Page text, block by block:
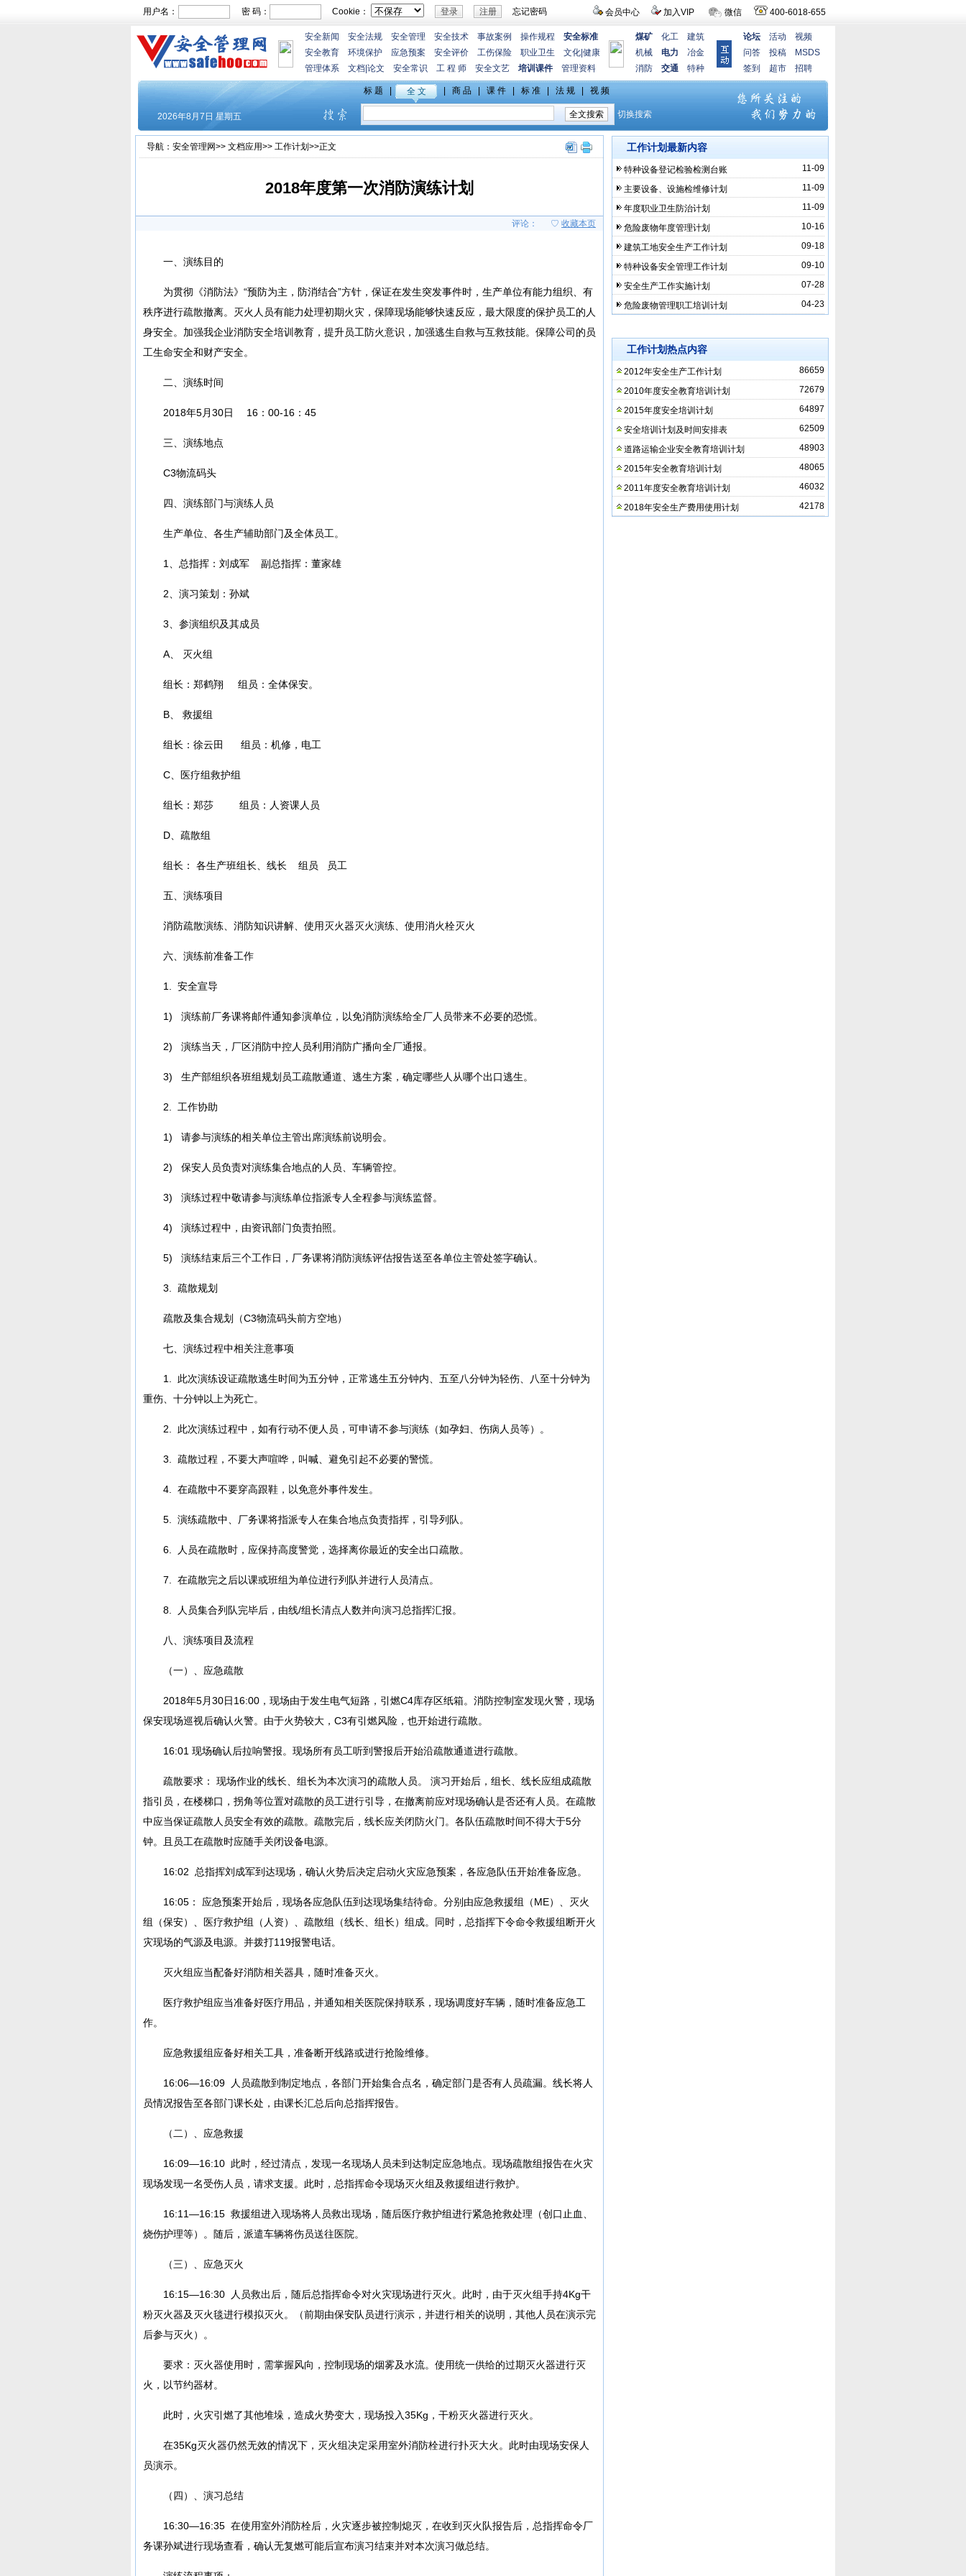
会员中心 加入VIP 微信 400-6018-655
用户名： 密 码： Cookie： 忘记密码
安全新闻 安全法规 安全管理 安全技术 事故案例 操作规程
安全标准
安全教育
环境保护 应急预案 安全评价 工伤保险 职业卫生 文化 健康
管理体系
文档 论文 安全常识 工 程 师 安全文艺 培训课件 管理资料
煤矿 化工
建筑
机械
电力
冶金
消防
交通 特种
论坛 活动
视频
问答
投稿
MSDS
签到
超市 招聘
导航： 安全管理网>> 文档应用>> 工作计划 >>正文
2018年度第一次消防演练计划
评论： ♡ 收藏本页
一、演练目的
为贯彻《消防法》“预防为主，防消结合”方针，保证在发生突发事件时，生产单位有能力组织、有
秩序进行疏散撤离。灭火人员有能力处理初期火灾，保障现场能够快速反应，最大限度的保护员工的人
身安全。加强我企业消防安全培训教育，提升员工防火意识，加强逃生自救与互救技能。保障公司的员
工生命安全和财产安全。
二、演练时间
2018年5月30日 16：00-16：45
三、演练地点
C3物流码头
四、演练部门与演练人员
生产单位、各生产辅助部门及全体员工。
1、总指挥：刘成军 副总指挥：董家雄
2、演习策划：孙斌
3、参演组织及其成员
A、 灭火组
组长：郑鹤翔 组员：全体保安。
B、 救援组
组长：徐云田 组员：机修，电工
C、医疗组救护组
组长：郑莎 组员：人资课人员
D、疏散组
组长： 各生产班组长、线长 组员 员工
五、演练项目
消防疏散演练、消防知识讲解、使用灭火器灭火演练、使用消火栓灭火
六、演练前准备工作
1. 安全宣导
1) 演练前厂务课将邮件通知参演单位，以免消防演练给全厂人员带来不必要的恐慌。
2) 演练当天，厂区消防中控人员利用消防广播向全厂通报。
3) 生产部组织各班组规划员工疏散通道、逃生方案，确定哪些人从哪个出口逃生。
2. 工作协助
1) 请参与演练的相关单位主管出席演练前说明会。
2) 保安人员负责对演练集合地点的人员、车辆管控。
3) 演练过程中敬请参与演练单位指派专人全程参与演练监督。
4) 演练过程中，由资讯部门负责拍照。
5) 演练结束后三个工作日，厂务课将消防演练评估报告送至各单位主管处签字确认。
3. 疏散规划
疏散及集合规划（C3物流码头前方空地）
七、演练过程中相关注意事项
1. 此次演练设证疏散逃生时间为五分钟，正常逃生五分钟内、五至八分钟为轻伤、八至十分钟为
重伤、十分钟以上为死亡。
2. 此次演练过程中，如有行动不便人员，可申请不参与演练（如孕妇、伤病人员等）。
3. 疏散过程，不要大声喧哗，叫喊、避免引起不必要的警慌。
4. 在疏散中不要穿高跟鞋，以免意外事件发生。
5. 演练疏散中、厂务课将指派专人在集合地点负责指挥，引导列队。
6. 人员在疏散时，应保持高度警觉，选择离你最近的安全出口疏散。
7. 在疏散完之后以课或班组为单位进行列队并进行人员清点。
8. 人员集合列队完毕后，由线/组长清点人数并向演习总指挥汇报。
八、演练项目及流程
（一）、应急疏散
2018年5月30日16:00，现场由于发生电气短路，引燃C4库存区纸箱。消防控制室发现火警，现场
保安现场巡视后确认火警。由于火势较大，C3有引燃风险，也开始进行疏散。
16:01 现场确认后拉响警报。现场所有员工听到警报后开始沿疏散通道进行疏散。
疏散要求： 现场作业的线长、组长为本次演习的疏散人员。 演习开始后，组长、线长应组成疏散
指引员，在楼梯口，拐角等位置对疏散的员工进行引导，在撤离前应对现场确认是否还有人员。在疏散
中应当保证疏散人员安全有效的疏散。疏散完后，线长应关闭防火门。各队伍疏散时间不得大于5分
钟。且员工在疏散时应随手关闭设备电源。
16:02 总指挥刘成军到达现场，确认火势后决定启动火灾应急预案，各应急队伍开始准备应急。
16:05： 应急预案开始后，现场各应急队伍到达现场集结待命。分别由应急救援组（ME）、灭火
组（保安）、医疗救护组（人资）、疏散组（线长、组长）组成。同时，总指挥下令命令救援组断开火
灾现场的气源及电源。并拨打119报警电话。
灭火组应当配备好消防相关器具，随时准备灭火。
医疗救护组应当准备好医疗用品，并通知相关医院保持联系，现场调度好车辆，随时准备应急工
作。
应急救援组应备好相关工具，准备断开线路或进行抢险维修。
16:06—16:09 人员疏散到制定地点，各部门开始集合点名，确定部门是否有人员疏漏。线长将人
员情况报告至各部门课长处，由课长汇总后向总指挥报告。
（二）、应急救援
16:09—16:10 此时，经过清点，发现一名现场人员未到达制定应急地点。现场疏散组报告在火灾
现场发现一名受伤人员，请求支援。此时，总指挥命令现场灭火组及救援组进行救护。
16:11—16:15 救援组进入现场将人员救出现场，随后医疗救护组进行紧急抢救处理（创口止血、
烧伤护理等）。随后，派遣车辆将伤员送往医院。
（三）、应急灭火
16:15—16:30 人员救出后，随后总指挥命令对火灾现场进行灭火。此时，由于灭火组手持4Kg干
粉灭火器及灭火毯进行模拟灭火。（前期由保安队员进行演示，并进行相关的说明，其他人员在演示完
后参与灭火）。
要求：灭火器使用时，需掌握风向，控制现场的烟雾及水流。使用统一供给的过期灭火器进行灭
火，以节约器材。
此时，火灾引燃了其他堆垛，造成火势变大，现场投入35Kg，干粉灭火器进行灭火。
在35Kg灭火器仍然无效的情况下，灭火组决定采用室外消防栓进行扑灭大火。此时由现场安保人
员演示。
（四）、演习总结
16:30—16:35 在使用室外消防栓后，火灾逐步被控制熄灭，在收到灭火队报告后，总指挥命令厂
务课孙斌进行现场查看，确认无复燃可能后宣布演习结束并对本次演习做总结。
工作计划最新内容
11-09
特种设备登记检验检测台账
11-09
主要设备、设施检维修计划
11-09
年度职业卫生防治计划
10-16
危险废物年度管理计划
09-18
建筑工地安全生产工作计划
09-10
特种设备安全管理工作计划
07-28
安全生产工作实施计划
04-23
危险废物管理职工培训计划
工作计划热点内容
86659
2012年安全生产工作计划
72679
2010年度安全教育培训计划
64897
2015年度安全培训计划
62509
安全培训计划及时间安排表
48903
道路运输企业安全教育培训计划
48065
2015年安全教育培训计划
46032
2011年度安全教育培训计划
42178
2018年安全生产费用使用计划